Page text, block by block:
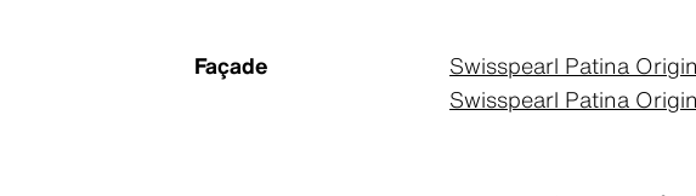
Façade Swisspearl Patina
Swisspearl Patina